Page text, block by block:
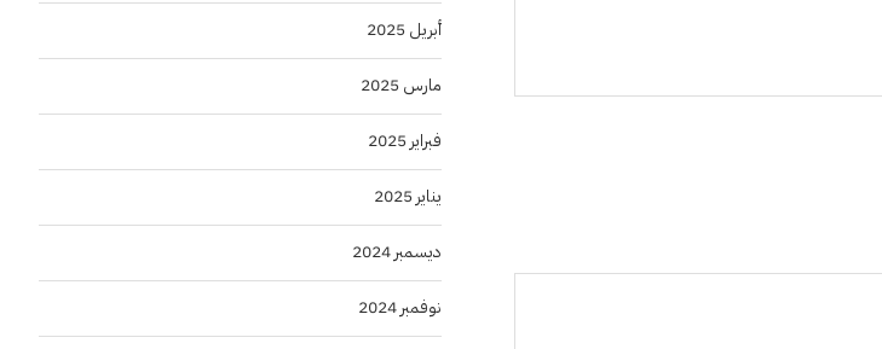
أبريل 2025
مارس 2025
فبراير 2025
يناير 2025
ديسمبر 2024
نوفمبر 2024